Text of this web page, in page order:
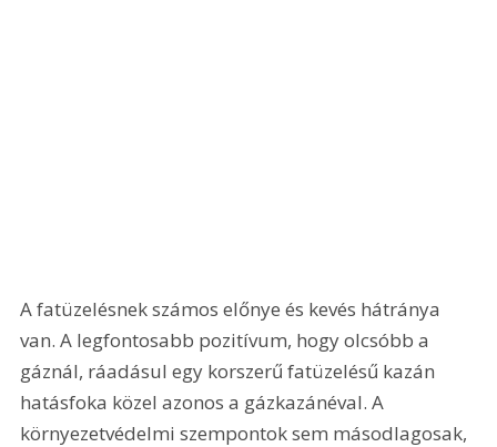
A fatüzelésnek számos előnye és kevés hátránya
van. A legfontosabb pozitívum, hogy olcsóbb a
gáznál, ráadásul egy korszerű fatüzelésű kazán
hatásfoka közel azonos a gázkazánéval. A
környezetvédelmi szempontok sem másodlagosak,